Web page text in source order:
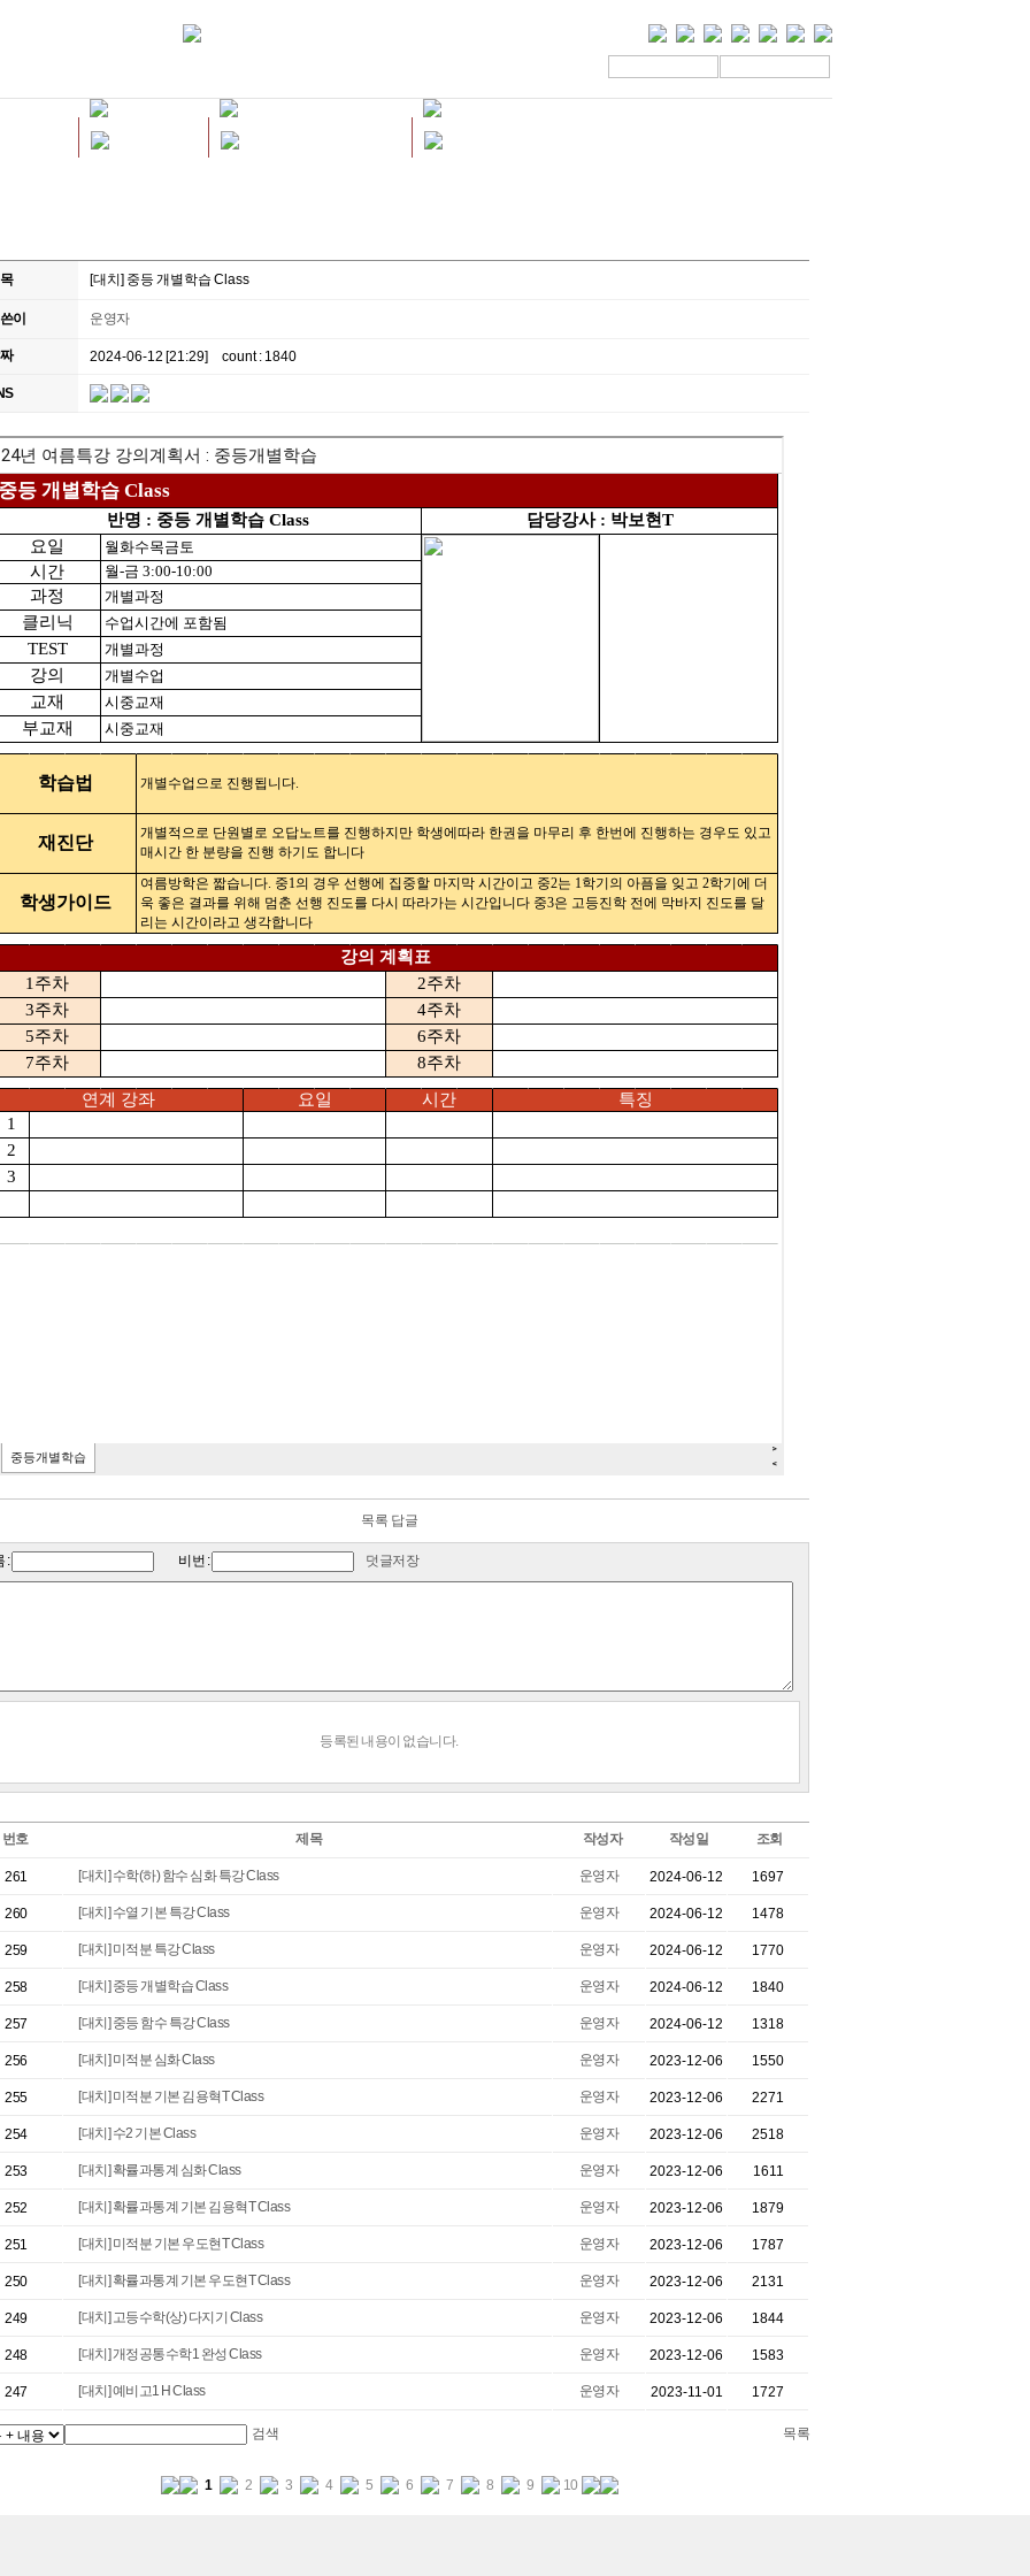
[대치] 중등 개별학습 Class
이 운영자
2024-06-12 [21:29] count : 1840
목록 답글
: 비번 : 덧글저장
등록된 내용이 없습니다.
번호 제목 작성자 작성일 조회
261 [대치] 수학(하) 함수 심화 특강 Class 운영자 2024-06-12 1697
260 [대치] 수열 기본 특강 Class 운영자 2024-06-12 1478
259 [대치] 미적분 특강 Class 운영자 2024-06-12 1770
258 [대치] 중등 개별학습 Class 운영자 2024-06-12 1840
257 [대치] 중등 함수 특강 Class 운영자 2024-06-12 1318
256 [대치] 미적분 심화 Class 운영자 2023-12-06 1550
255 [대치] 미적분 기본 김용혁T Class 운영자 2023-12-06 2271
254 [대치] 수2 기본 Class 운영자 2023-12-06 2518
253 [대치] 확률과통계 심화 Class 운영자 2023-12-06 1611
252 [대치] 확률과통계 기본 김용혁T Class 운영자 2023-12-06 1879
251 [대치] 미적분 기본 우도현T Class 운영자 2023-12-06 1787
250 [대치] 확률과통계 기본 우도현T Class 운영자 2023-12-06 2131
249 [대치] 고등수학(상) 다지기 Class 운영자 2023-12-06 1844
248 [대치] 개정공통수학1 완성 Class 운영자 2023-12-06 1583
247 [대치] 예비고1 H Class 운영자 2023-11-01 1727
검색 목록
1 2 3 4 5 6 7 8 9 10